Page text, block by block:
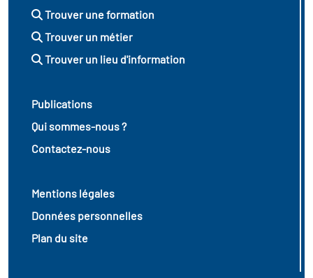
Trouver une formation
Trouver un métier
Trouver un lieu d'information
Publications
Qui sommes-nous ?
Contactez-nous
Mentions légales
Données personnelles
Plan du site